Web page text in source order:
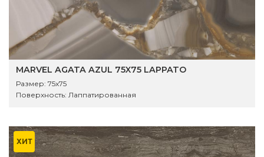
MARVEL AGATA AZUL 75X75 LAPPATO
Размер: 75x75
Поверхность: Лаппатированная
ХИТ